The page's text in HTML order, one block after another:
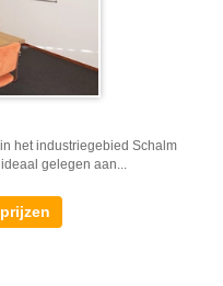
het industriegebied Schalm
gelegen aan...